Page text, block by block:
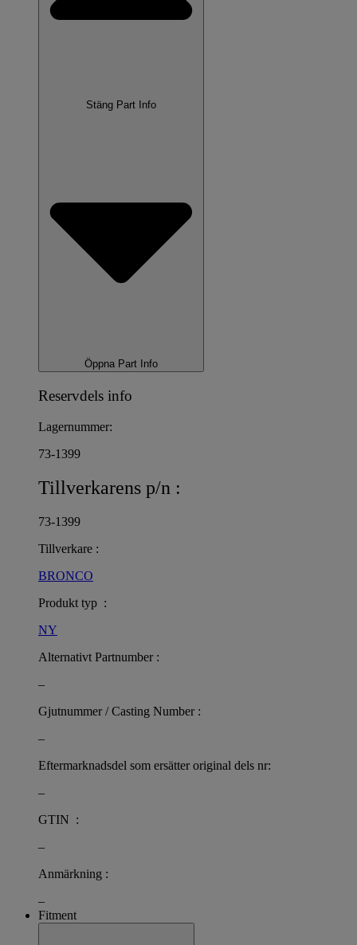
Stäng Part Info
Öppna Part Info
Reservdels info
Lagernummer:
73-1399
Tillverkarens p/n :
73-1399
Tillverkare :
BRONCO
Produkt typ :
NY
Alternativt Partnumber :
–
Gjutnummer / Casting Number :
–
Eftermarknadsdel som ersätter original dels nr:
–
GTIN :
–
Anmärkning :
–
Fitment